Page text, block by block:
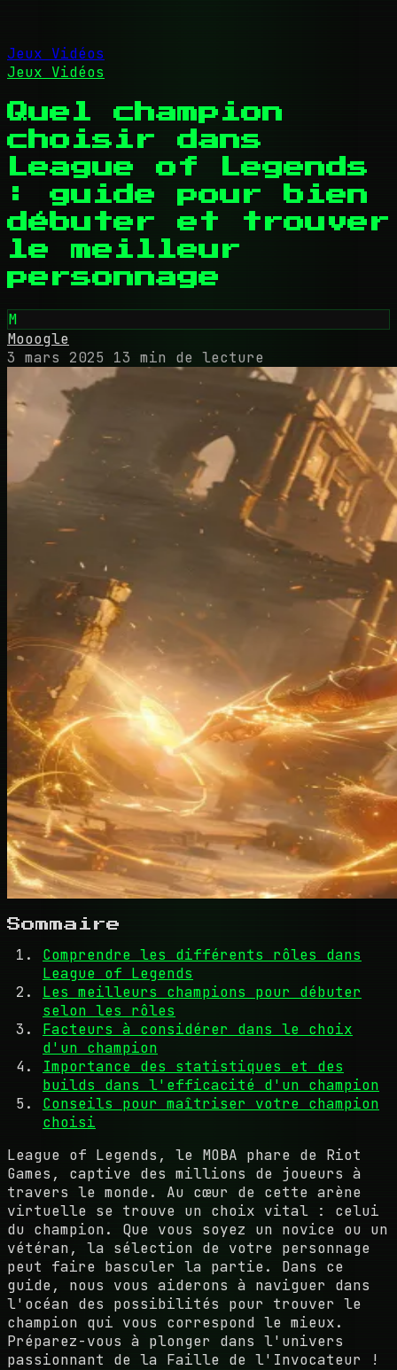
Jeux Vidéos
Jeux Vidéos
Quel champion
choisir dans
League of Legends
: guide pour bien
débuter et trouver
le meilleur
personnage
M
Mooogle
3 mars 2025
13 min de lecture
Sommaire
Comprendre les différents rôles dans
League of Legends
Les meilleurs champions pour débuter
selon les rôles
Facteurs à considérer dans le choix
d'un champion
Importance des statistiques et des
builds dans l'efficacité d'un champion
Conseils pour maîtriser votre champion
choisi
League of Legends, le MOBA phare de Riot
Games, captive des millions de joueurs à
travers le monde. Au cœur de cette arène
virtuelle se trouve un choix vital : celui
du champion. Que vous soyez un novice ou un
vétéran, la sélection de votre personnage
peut faire basculer la partie. Dans ce
guide, nous vous aiderons à naviguer dans
l'océan des possibilités pour trouver le
champion qui vous correspond le mieux.
Préparez-vous à plonger dans l'univers
passionnant de la Faille de l'Invocateur !